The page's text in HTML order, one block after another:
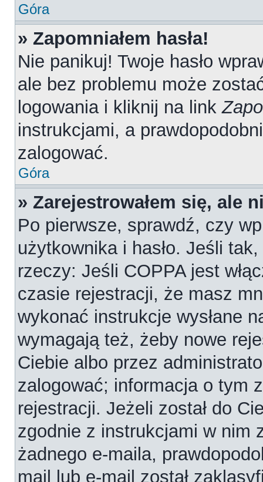
Góra
» Zapomniałem hasła!
Nie panikuj! Twoje hasło
ale bez problemu może
logowania i kliknij na link
instrukcjami, a
zalogować.
Góra
» Zarejestrowałem się, ale
Po pierwsze, sprawdź, czy
użytkownika i hasło. Jeśli
rzeczy: Jeśli COPPA jest
czasie rejestracji, że masz
wykonać instrukcje wysłane
wymagają też, żeby nowe
Ciebie albo przez
zalogować; informacja o tym
rejestracji. Jeżeli został do
zgodnie z instrukcjami w nim
żadnego e-maila,
mail lub e-mail został